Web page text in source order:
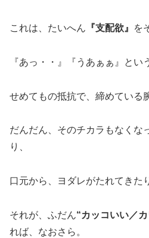
これは、たいへん 『支配欲』 を
『あっ・・』『うあぁぁ』とい
せめてもの抵抗で、締めている
だんだん、そのチカラもなくな
り、
口元から、ヨダレがたれてきた
それが、ふだん“カッコいい／
れば、なおさら。